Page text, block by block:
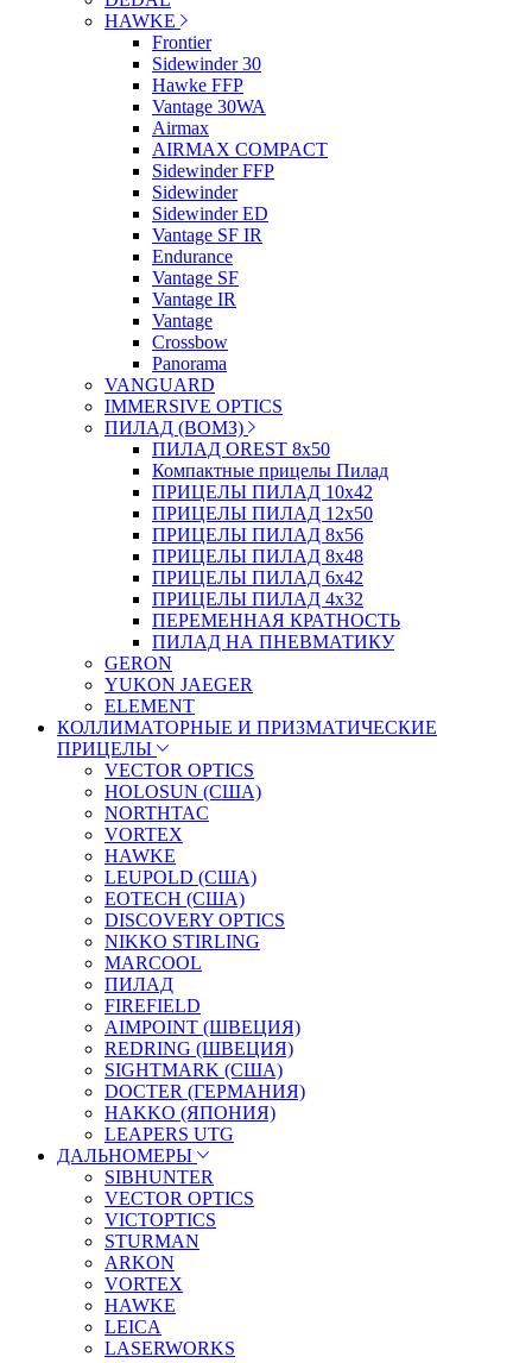
HAWKE
Frontier
Sidewinder 30
Hawke FFP
Vantage 30WA
Airmax
AIRMAX COMPACT
Sidewinder FFP
Sidewinder
Sidewinder ED
Vantage SF IR
Endurance
Vantage SF
Vantage IR
Vantage
Crossbow
Panorama
VANGUARD
IMMERSIVE OPTICS
ПИЛАД (ВОМЗ)
ПИЛАД OREST 8х50
Компактные прицелы Пилад
ПРИЦЕЛЫ ПИЛАД 10х42
ПРИЦЕЛЫ ПИЛАД 12х50
ПРИЦЕЛЫ ПИЛАД 8х56
ПРИЦЕЛЫ ПИЛАД 8х48
ПРИЦЕЛЫ ПИЛАД 6х42
ПРИЦЕЛЫ ПИЛАД 4х32
ПЕРЕМЕННАЯ КРАТНОСТЬ
ПИЛАД НА ПНЕВМАТИКУ
GERON
YUKON JAEGER
ELEMENT
КОЛЛИМАТОРНЫЕ И ПРИЗМАТИЧЕСКИЕ
ПРИЦЕЛЫ
VECTOR OPTICS
HOLOSUN (США)
NORTHTAC
VORTEX
HAWKE
LEUPOLD (США)
EOTECH (США)
DISCOVERY OPTICS
NIKKO STIRLING
MARCOOL
ПИЛАД
FIREFIELD
AIMPOINT (ШВЕЦИЯ)
REDRING (ШВЕЦИЯ)
SIGHTMARK (США)
DOCTER (ГЕРМАНИЯ)
HAKKO (ЯПОНИЯ)
LEAPERS UTG
ДАЛЬНОМЕРЫ
SIBHUNTER
VECTOR OPTICS
VICTOPTICS
STURMAN
ARKON
VORTEX
HAWKE
LEICA
LASERWORKS